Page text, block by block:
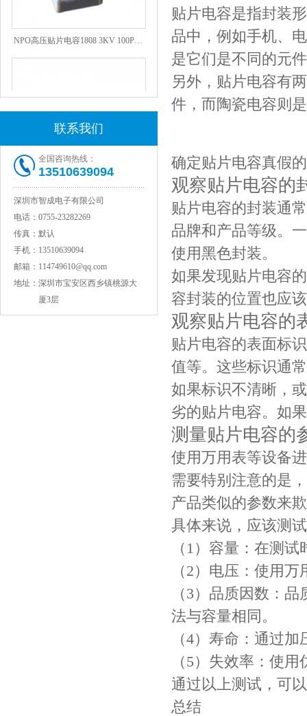
联系我们
全国咨询热线：
13510639094
深圳市智成电子有限公司
电话： 0755-23282269
传真： 默认
手机： 13510639094
邮箱： 114749610@qq.com
地址： 深圳市宝安区西乡镇桃源大
厦3层
贴片电容是指封装
品中，例如手机、
是它们是不同的元
另外，贴片电容有
件，而陶瓷电容则
确定贴片电容真假
观察贴片电容的
贴片电容的封装通
品牌和产品等级。
使用黑色封装。
如果发现贴片电容
容封装的位置也应
观察贴片电容的
贴片电容的表面标
值等。这些标识通
如果标识不清晰，
劣的贴片电容。如
测量贴片电容的
使用万用表等设备
需要特别注意的是
产品类似的参数来
具体来说，应该测
（1）容量：在测
（2）电压：使用
（3）品质因数：
法与容量相同。
（4）寿命：通过
（5）失效率：使
通过以上测试，可
总结